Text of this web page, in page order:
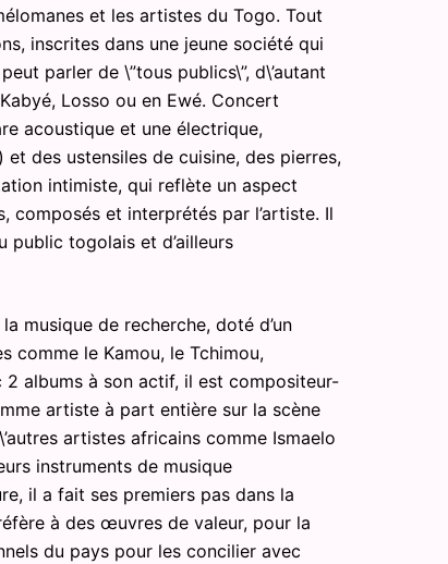
et les artistes du Togo. Tout
inscrites dans une jeune société qui
parler de \”tous publics\”, d\’autant
Losso ou en Ewé. Concert
acoustique et une électrique,
des ustensiles de cuisine, des pierres,
intimiste, qui reflète un aspect
composés et interprétés par l’artiste. Il
togolais et d’ailleurs
musique de recherche, doté d’un
comme le Kamou, le Tchimou,
albums à son actif, il est compositeur-
artiste à part entière sur la scène
artistes africains comme Ismaelo
instruments de musique
il a fait ses premiers pas dans la
à des œuvres de valeur, pour la
du pays pour les concilier avec